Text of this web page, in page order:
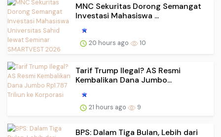
MNC Sekuritas Dorong Semangat
Investasi Mahasiswa ...
20 hours ago 10
Tarif Trump Ilegal? AS Resmi
Kembalikan Dana Jumbo...
21 hours ago 9
BPS: Dalam Tiga Bulan, Lebih dari